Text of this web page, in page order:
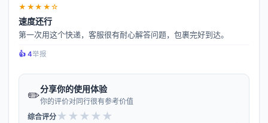
★★★★☆
速度还行
第一次用这个快递，客服很有耐心解答问题，包裹完好到达。
👍️ 4举报
✏️分享你的使用体验
你的评价对同行很有参考价值
综合评分★ ★ ★ ★ ★